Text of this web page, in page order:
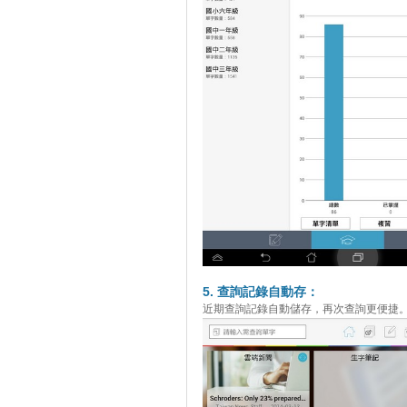
5. 查詢記錄自動存：
近期查詢記錄自動儲存，再次查詢更便捷